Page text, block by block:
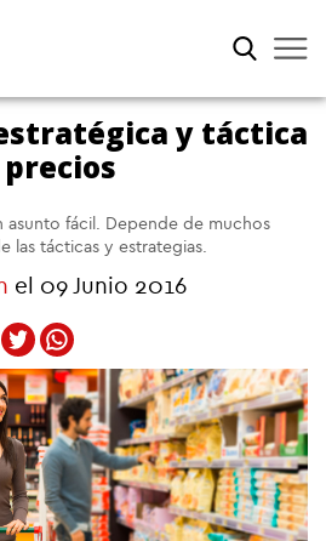
y táctica
asunto fácil. Depende de muchos
las tácticas y estrategias.
el 09 Junio 2016